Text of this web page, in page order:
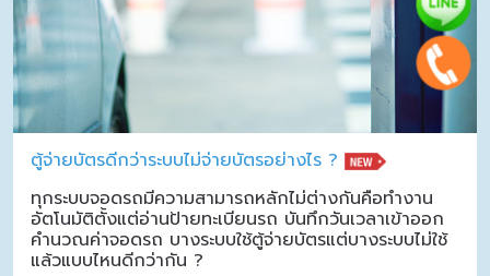
ตู้จ่ายบัตรดีกว่าระบบไม่จ่ายบัตรอย่างไร ?
ทุกระบบจอดรถมีความสามารถหลักไม่ต่างกันคือทำงาน
อัตโนมัติตั้งแต่อ่านป้ายทะเบียนรถ บันทึกวันเวลาเข้าออก
คำนวณค่าจอดรถ บางระบบใช้ตู้จ่ายบัตรแต่บางระบบไม่ใช้
แล้วแบบไหนดีกว่ากัน ?